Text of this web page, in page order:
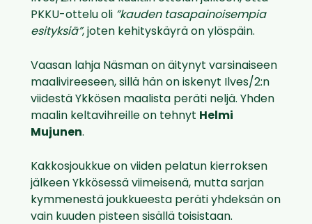
PKKU-ottelu oli ”kauden tasapainoisempia
esityksiä”, joten kehityskäyrä on ylöspäin.
Vaasan lahja Näsman on äitynyt varsinaiseen
maalivireeseen, sillä hän on iskenyt Ilves/2:n
viidestä Ykkösen maalista peräti neljä. Yhden
maalin keltavihreille on tehnyt Helmi
Mujunen.
Kakkosjoukkue on viiden pelatun kierroksen
jälkeen Ykkösessä viimeisenä, mutta sarjan
kymmenestä joukkueesta peräti yhdeksän on
vain kuuden pisteen sisällä toisistaan.